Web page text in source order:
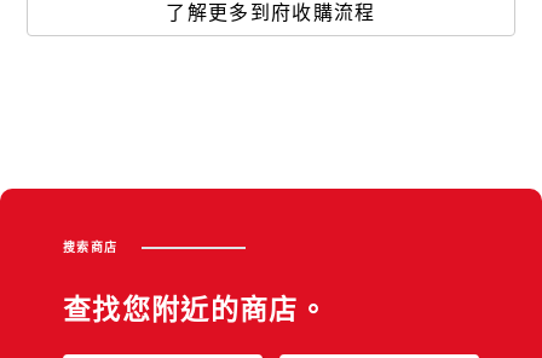
了解更多到府收購流程
搜索商店
查找您附近的商店。